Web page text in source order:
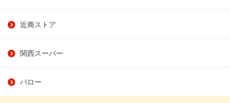
近商ストア
関西スーパー
バロー